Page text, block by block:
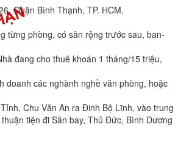
Quận Bình Thạnh, TP. HCM.
từng phòng, có sân rộng trước sau, ban-
đang cho thuê khoán 1 tháng/15 triệu,
doanh các nghành nghề văn phòng, hoặc
Chu Văn An ra Đinh Bộ Lĩnh, vào trung
tiện đi Sân bay, Thủ Đức, Bình Dương